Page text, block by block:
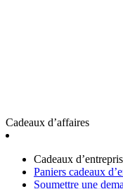
Cadeaux d’affaires
Cadeaux
Paniers cadeaux
Soumettre une